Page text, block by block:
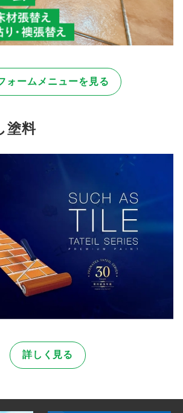
ォームメニューを見る
塗料
詳しく見る